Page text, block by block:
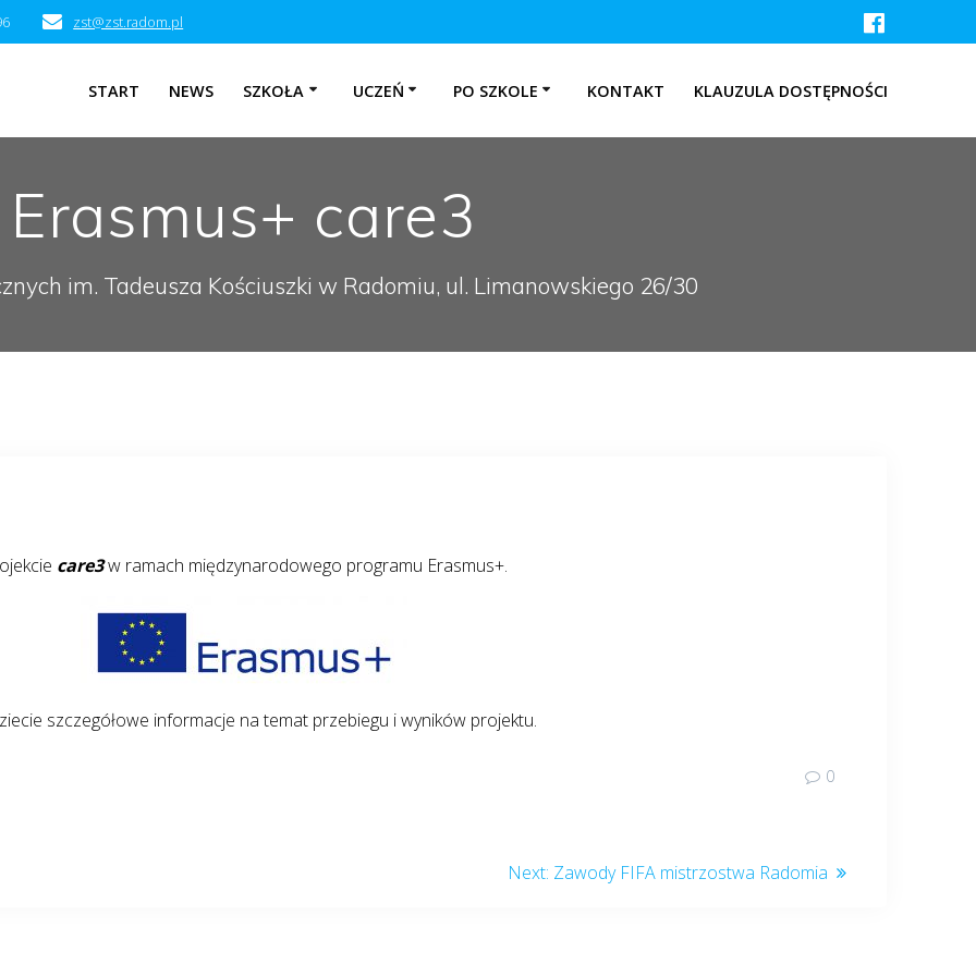
zst@zst.radom.pl
START NEWS SZKOŁA UCZEŃ PO SZKOLE KONTAKT KLAUZULA DOSTĘPNOŚCI
Erasmus+ care3
im. Tadeusza Kościuszki w Radomiu, ul. Limanowskiego 26/30
care3w ramach międzynarodowego programu Erasmus+.
szczegółowe informacje na temat przebiegu i wyników projektu.
0
Next: Next
Zawody FIFA mistrzostwa Radomia